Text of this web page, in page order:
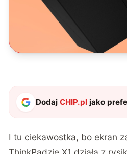
DodajCHIP.pl jako
I tu ciekawostka, bo ekran